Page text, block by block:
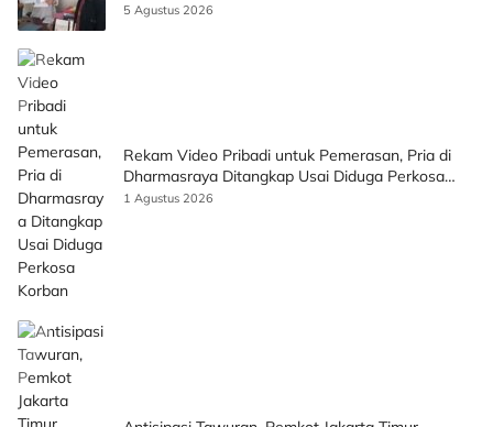
5 Agustus 2026
Rekam Video Pribadi untuk Pemerasan, Pria di
Dharmasraya Ditangkap Usai Diduga Perkosa
Korban
1 Agustus 2026